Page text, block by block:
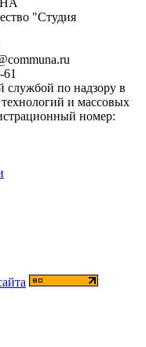
"Студия
службой по надзору в
и массовых
номер: